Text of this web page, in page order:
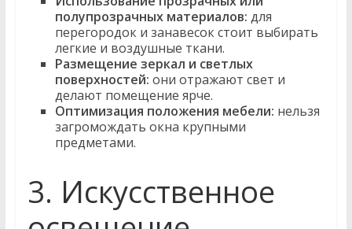
полупрозрачных материалов: для
перегородок и занавесок стоит выбирать
легкие и воздушные ткани.
Размещение зеркал и светлых
поверхностей: они отражают свет и
делают помещение ярче.
Оптимизация положения мебели: нельзя
загромождать окна крупными
предметами.
3. Искусственное